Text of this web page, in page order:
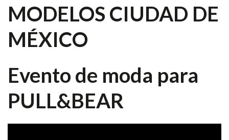
MODELOS CIUDAD DE
MÉXICO
Evento de moda para
PULL&BEAR